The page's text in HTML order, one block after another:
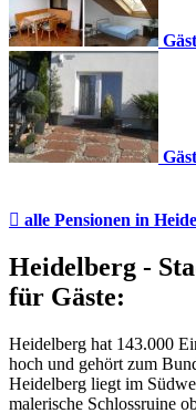
 alle Pensionen in
Heidelberg -
für Gäste:
Heidelberg hat 143.000
hoch und gehört zum
Heidelberg liegt im
malerische Schlossruine